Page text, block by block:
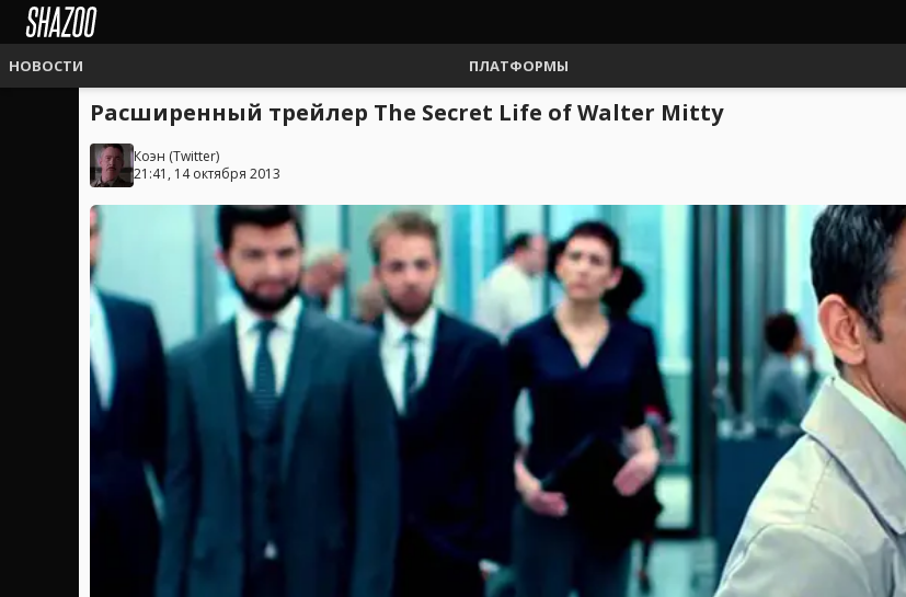
НОВОСТИ ПЛАТФОРМЫ
Расширенный трейлер The Secret Life of Walter Mitty
Коэн (Twitter)
21:41, 14 октября 2013